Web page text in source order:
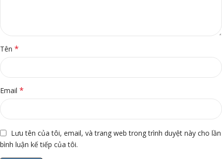
Tên *
Email *
Lưu tên của tôi, email, và trang web trong trình duyệt này cho lần
bình luận kế tiếp của tôi.